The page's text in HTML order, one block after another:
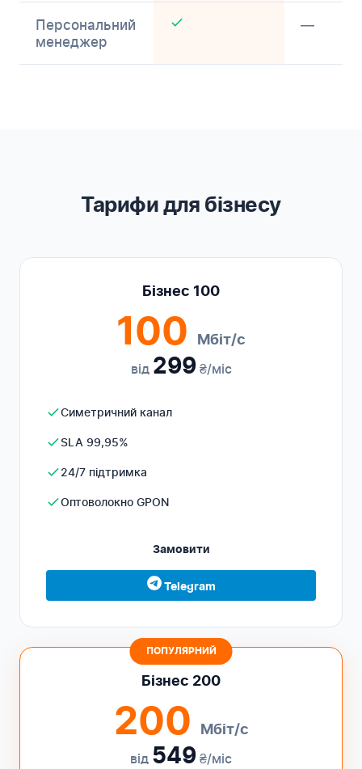
Персональний
менеджер
—
Тарифи для бізнесу
Бізнес 100
100 Мбіт/с
від 299₴/міс
Симетричний канал
SLA 99,95%
24/7 підтримка
Оптоволокно GPON
Замовити
Telegram
ПОПУЛЯРНИЙ
Бізнес 200
200 Мбіт/с
від 549 ₴/міс